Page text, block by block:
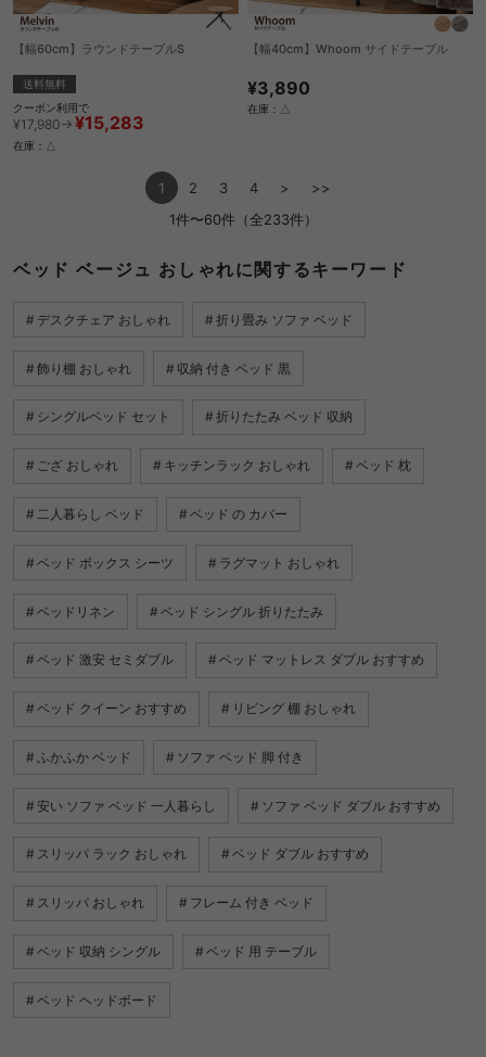
【幅60cm】ラウンドテーブルS
送料無料
クーポン利用で
¥17,980→ ¥15,283
在庫：△
【幅40cm】Whoom サイドテーブル
¥3,890
在庫：△
1 2 3 4 >
>>
1件〜60件（全233件）
ベッド ベージュ おしゃれに関するキーワード
デスクチェア おしゃれ 折り畳み ソファ ベッド
飾り棚 おしゃれ 収納 付き ベッド 黒
シングルベッド セット 折りたたみ ベッド 収納
ござ おしゃれ キッチンラック おしゃれ ベッド 枕
二人暮らし ベッド ベッド の カバー
ベッド ボックス シーツ ラグマット おしゃれ
ベッドリネン ベッド シングル 折りたたみ
ベッド 激安 セミダブル ベッド マットレス ダブル おすすめ
ベッド クイーン おすすめ リビング 棚 おしゃれ
ふかふか ベッド ソファ ベッド 脚 付き
安い ソファ ベッド 一人暮らし ソファ ベッド ダブル おすすめ
スリッパ ラック おしゃれ ベッド ダブル おすすめ
スリッパ おしゃれ フレーム 付き ベッド
ベッド 収納 シングル ベッド 用 テーブル
ベッド ヘッドボード